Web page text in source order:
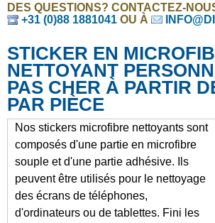
DES QUESTIONS? CONTACTEZ-
+31 (0)88 1881041 OU À
STICKER EN
NETTOYANT
PAS CHER À PARTIR
PAR PIÈCE
Nos stickers microfibre nettoyants sont
composés d'une partie en microfibre
souple et d'une partie adhésive. Ils
peuvent être utilisés pour le nettoyage
des écrans de téléphones,
d'ordinateurs ou de tablettes. Fini les